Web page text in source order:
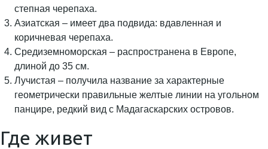
степная черепаха.
Азиатская – имеет два подвида: вдавленная и
коричневая черепаха.
Средиземноморская – распространена в Европе,
длиной до 35 см.
Лучистая – получила название за характерные
геометрически правильные желтые линии на угольном
панцире, редкий вид с Мадагаскарских островов.
Где живет